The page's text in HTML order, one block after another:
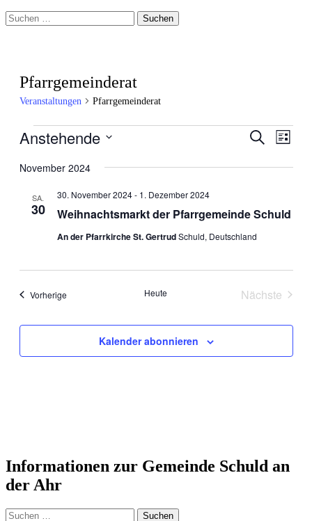
Suchen
nach:
Pfarrgemeinderat
Veranstaltungen Pfarrgemeinderat
Veranstaltungen
und
Suche
Liste
Anstehende
wählen.
November 2024
SA.
30 Weihnachtsmarkt der Pfarrgemeinde Schuld
30. November 2024- 1. Dezember 2024
An der Pfarrkirche St. GertrudSchuld, Deutschland
VorherigeVeranstaltungen Heute
Nächste
Kalender abonnieren
Informationen zur Gemeinde Schuld an
der Ahr
Suchen